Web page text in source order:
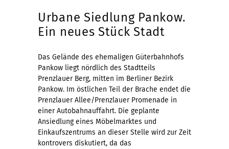
Urbane Siedlung Pankow.
Ein neues Stück Stadt
Das Gelände des ehemaligen Güterbahnhofs
Pankow liegt nördlich des Stadtteils
Prenzlauer Berg, mitten im Berliner Bezirk
Pankow. Im östlichen Teil der Brache endet die
Prenzlauer Allee/Prenzlauer Promenade in
einer Autobahnauffahrt. Die geplante
Ansiedlung eines Möbelmarktes und
Einkaufszentrums an dieser Stelle wird zur Zeit
kontrovers diskutiert, da das